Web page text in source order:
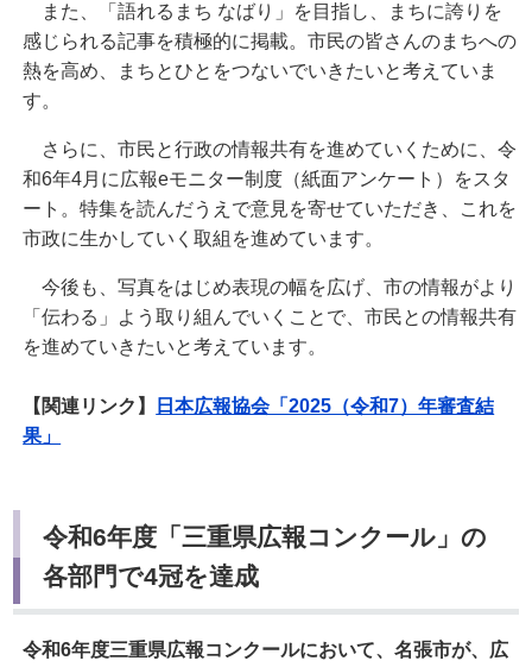
また、「語れるまち なばり」を目指し、まちに誇りを
感じられる記事を積極的に掲載。市民の皆さんのまちへの
熱を高め、まちとひとをつないでいきたいと考えていま
す。
さらに、市民と行政の情報共有を進めていくために、令
和6年4月に広報eモニター制度（紙面アンケート）をスタ
ート。特集を読んだうえで意見を寄せていただき、これを
市政に生かしていく取組を進めています。
今後も、写真をはじめ表現の幅を広げ、市の情報がより
「伝わる」よう取り組んでいくことで、市民との情報共有
を進めていきたいと考えています。
【関連リンク】
日本広報協会「2025（令和7）年審査結
果」
令和6年度「三重県広報コンクール」の
各部門で4冠を達成
令和6年度三重県広報コンクールにおいて、名張市が、広